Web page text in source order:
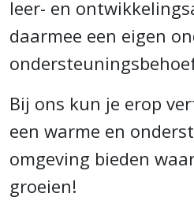
leer- en
daarmee een eigen
Bij ons kun je erop
een warme en
omgeving bieden
groeien!